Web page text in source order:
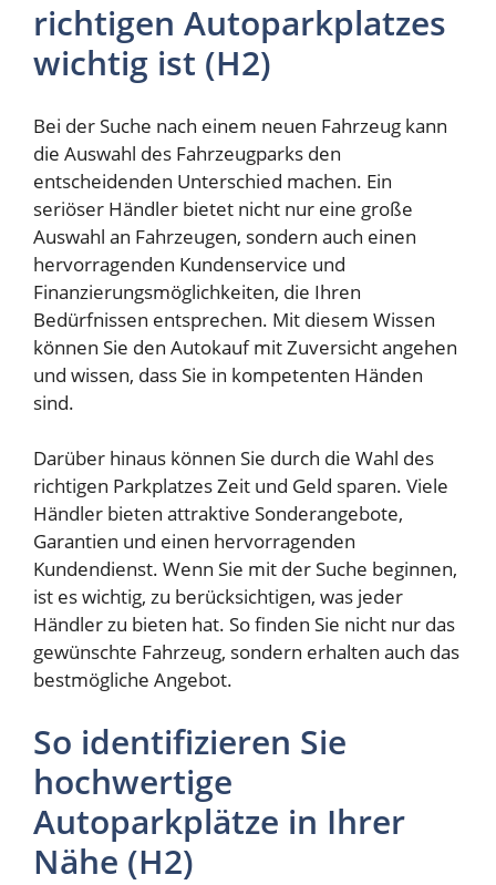
richtigen Autoparkplatzes
wichtig ist (H2)
Bei der Suche nach einem neuen Fahrzeug kann
die Auswahl des Fahrzeugparks den
entscheidenden Unterschied machen. Ein
seriöser Händler bietet nicht nur eine große
Auswahl an Fahrzeugen, sondern auch einen
hervorragenden Kundenservice und
Finanzierungsmöglichkeiten, die Ihren
Bedürfnissen entsprechen. Mit diesem Wissen
können Sie den Autokauf mit Zuversicht angehen
und wissen, dass Sie in kompetenten Händen
sind.
Darüber hinaus können Sie durch die Wahl des
richtigen Parkplatzes Zeit und Geld sparen. Viele
Händler bieten attraktive Sonderangebote,
Garantien und einen hervorragenden
Kundendienst. Wenn Sie mit der Suche beginnen,
ist es wichtig, zu berücksichtigen, was jeder
Händler zu bieten hat. So finden Sie nicht nur das
gewünschte Fahrzeug, sondern erhalten auch das
bestmögliche Angebot.
So identifizieren Sie
hochwertige
Autoparkplätze in Ihrer
Nähe (H2)